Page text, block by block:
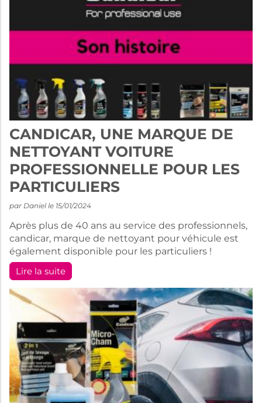
CANDICAR, UNE MARQUE DE
NETTOYANT VOITURE
PROFESSIONNELLE POUR LES
PARTICULIERS
par Daniel le 15/01/2024
Après plus de 40 ans au service des professionnels,
candicar, marque de nettoyant pour véhicule est
également disponible pour les particuliers !
Lire la suite